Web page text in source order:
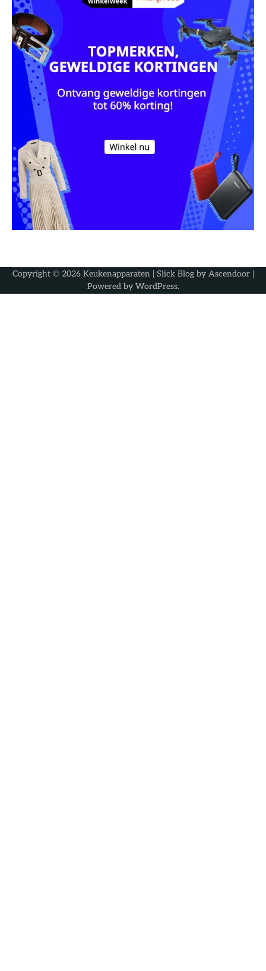
Copyright © 2026 Keukenapparaten| Slick Blog by Ascendoor|
Powered by WordPress.